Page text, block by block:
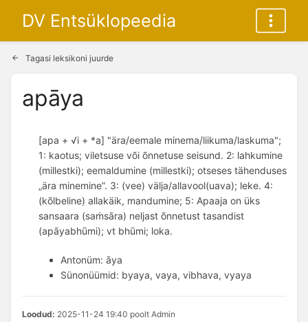
DV Entsüklopeedia
Tagasi leksikoni juurde
apāya
[apa + √i + *a] "ära/eemale minema/liikuma/laskuma";
1: kaotus; viletsuse või õnnetuse seisund. 2: lahkumine
(millestki); eemaldumine (millestki); otseses tähenduses
„ära minemine”. 3: (vee) välja/allavool(uava); leke. 4:
(kõlbeline) allakäik, mandumine; 5: Apaaja on üks
sansaara (saṁsāra) neljast õnnetust tasandist
(apāyabhūmi); vt bhūmi; loka.
Antonüm: āya
Sünonüümid: byaya, vaya, vibhava, vyaya
Loodud: 2025-11-24 19:40 poolt Admin